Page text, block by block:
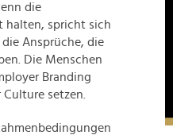
die
halten, spricht sich
Ansprüche, die
Die Menschen
Branding
setzen.